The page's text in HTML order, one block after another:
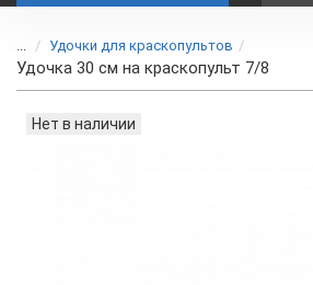
... Удочки для краскопультов
Удочка 30 см на краскопульт 7/8
Нет в наличии